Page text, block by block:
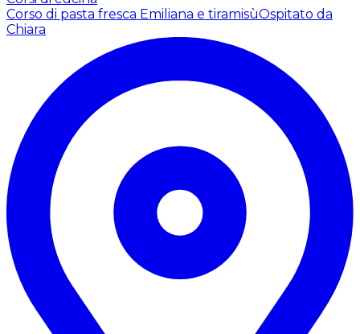
Corso di pasta fresca Emiliana e tiramisùOspitato da
Chiara